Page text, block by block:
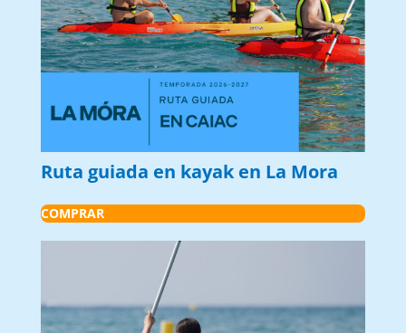
Ruta guiada en kayak en La Mora
COMPRAR